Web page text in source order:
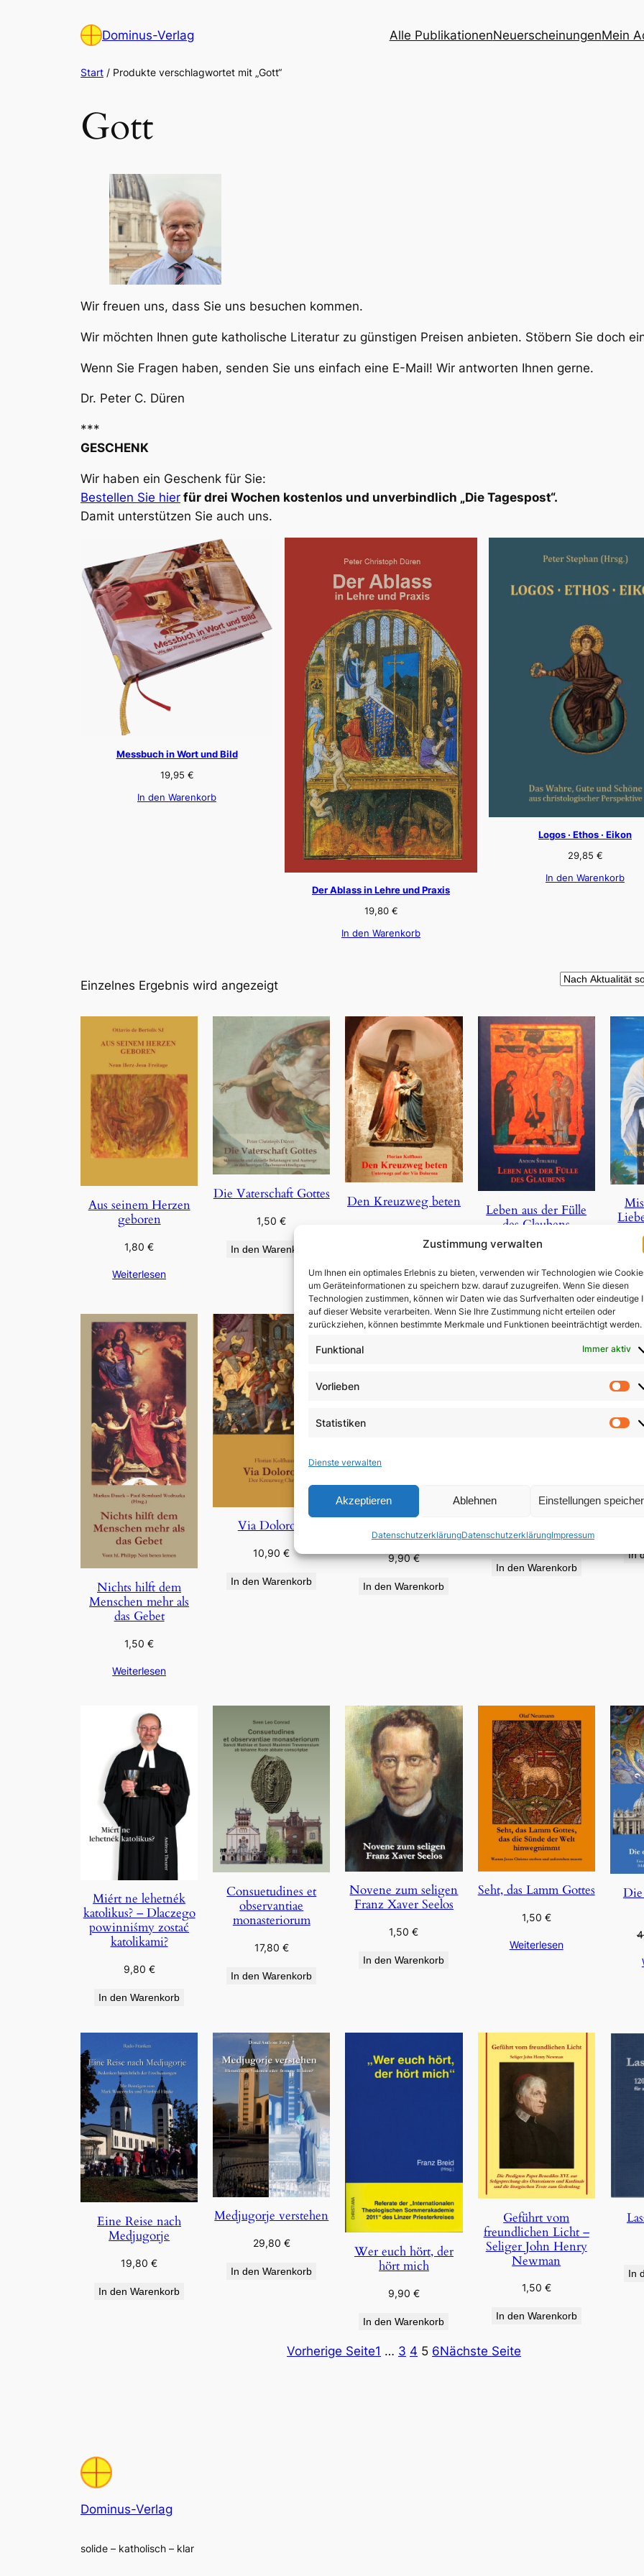
Zustimmung verwalten
Um Ihnen ein optimales Erlebnis zu bieten, verwenden wir Technologien wie
um Geräteinformationen zu speichern bzw. darauf zuzugreifen. Wenn Sie diesen
Technologien zustimmen, können wir Daten wie das Surfverhalten oder eindeutige
auf dieser Website verarbeiten. Wenn Sie Ihre Zustimmung nicht erteilen oder
zurückziehen, können bestimmte Merkmale und Funktionen beeinträchtigt werden.
Funktional Immer aktiv
Vorlieben
Statistiken
Dienste verwalten
Akzeptieren Ablehnen Einstellungen
DatenschutzerklärungDatenschutzerklärungImpressum
Dominus-Verlag Alle PublikationenNeuerscheinungenMein
Start / Produkte verschlagwortet mit „Gott“
Gott
Wir freuen uns, dass Sie uns besuchen kommen.
Wir möchten Ihnen gute katholische Literatur zu günstigen Preisen anbieten. Stöbern Sie doch
Wenn Sie Fragen haben, senden Sie uns einfach eine E-Mail! Wir antworten Ihnen gerne.
Dr. Peter C. Düren
***
GESCHENK
Wir haben ein Geschenk für Sie:
Bestellen Sie hier für drei Wochen kostenlos und unverbindlich „Die Tagespost“.
Damit unterstützen Sie auch uns.
Messbuch in Wort und Bild
19,95 €
In den Warenkorb
Der Ablass in Lehre und Praxis
19,80 €
In den Warenkorb
Logos · Ethos · Eikon
29,85 €
In den Warenkorb
Einzelnes Ergebnis wird angezeigt
Aus seinem Herzen
geboren
1,80€
Weiterlesen
Die Vaterschaft Gottes
1,50€
In den Warenkorb
Den Kreuzweg beten
Leben aus der Fülle
des Glaubens
19,95
Weiterlesen In
Nichts hilft dem
Menschen mehr als
das Gebet
1,50€
Weiterlesen
Via Dolorosa
10,90€
In den Warenkorb
Der Rosenkranz –
Theologie auf Knien
9,90€
In den Warenkorb
14,80€
In den Warenkorb
In
Miért ne lehetnék
katolikus? – Dlaczego
powinniśmy zostać
katolikami?
9,80 €
In den Warenkorb
Consuetudines et
observantiae
monasteriorum
17,80 €
In den Warenkorb
Novene zum seligen
Franz Xaver Seelos
1,50€
In den Warenkorb
Seht, das Lamm Gottes
1,50 €
Weiterlesen
Eine Reise nach
Medjugorje
19,80€
In den Warenkorb
Medjugorje verstehen
29,80 €
In den Warenkorb
Wer euch hört, der
hört mich
9,90 €
In den Warenkorb
Geführt vom
freundlichen Licht –
Seliger John Henry
Newman
1,50 €
In den Warenkorb
In
Vorherige Seite1 … 3 4 5 6Nächste Seite
Dominus-Verlag
solide – katholisch – klar